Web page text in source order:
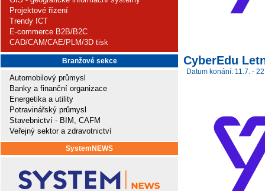
Projektové řízení
Trendy ICT
E-commerce B2B/B2C
CAD/CAM/CAE/PLM/3D tisk
Branžové sekce
Automobilový průmysl
Banky a finanční organizace
Energetika a utility
Potravinářský průmysl
Stavebnictví - BIM, CAFM
Veřejný sektor a zdravotnictví
SystemNEWS
CyberEdu
Datum konání: 11.7. -